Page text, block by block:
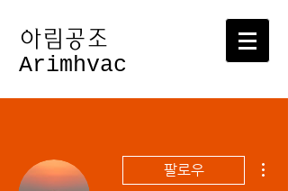
​아림공조
Arimhvac
팔로우